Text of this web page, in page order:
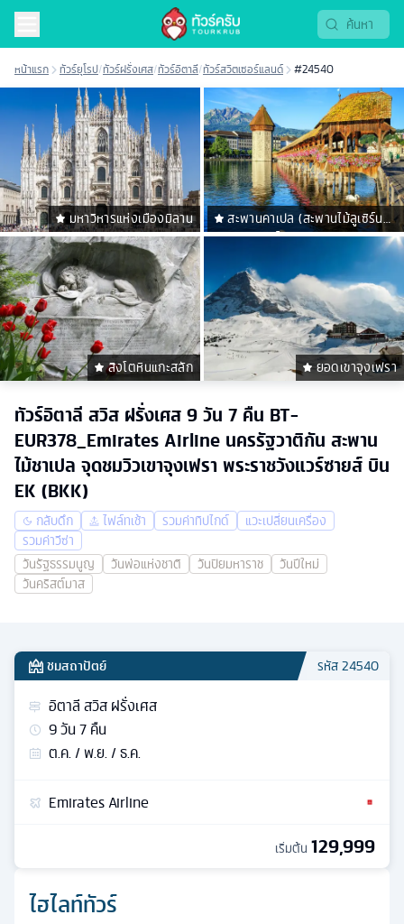
หน้าแรก ทัวร์ยุโรป/ทัวร์ฝรั่งเศส/ทัวร์อิตาลี/ทัวร์สวิตเซอร์แลนด์ #24540
มหาวิหารแห่งเมืองมิลาน
สะพานคาเปล (สะพานไม้ลูเซิร์น
ชาเปล บริดจ์)
สิงโตหินแกะสลัก ยอดเขาจุงเฟรา
ทัวร์อิตาลี สวิส ฝรั่งเศส 9 วัน 7 คืน BT-
EUR378_Emirates Airline นครรัฐวาติกัน สะพาน
ไม้ชาเปล จุดชมวิวเขาจุงเฟรา พระราชวังแวร์ซายส์ บิน
EK (BKK)
กลับดึก ไฟล์ทเช้า รวมค่าทิปไกด์
แวะเปลี่ยนเครื่อง
รวมค่าวีซ่า
วันรัฐธรรมนูญ
วันพ่อแห่งชาติ วันปิยมหาราช
วันปีใหม่
วันคริสต์มาส
ไฮไลท์ทัวร์
ชมสถาปัตย์ รหัส24540
อิตาลี สวิส ฝรั่งเศส
9วัน7คืน
ต.ค. / พ.ย. / ธ.ค.
Emirates Airline
เริ่มต้น 129,999